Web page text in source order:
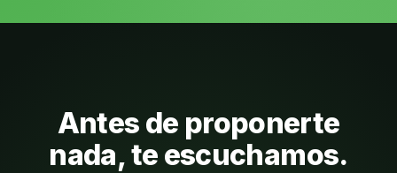
Antes de proponerte
nada, te escuchamos.